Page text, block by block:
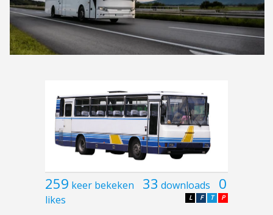
259 keer bekeken 33 downloads 0
likes P
T
F
L